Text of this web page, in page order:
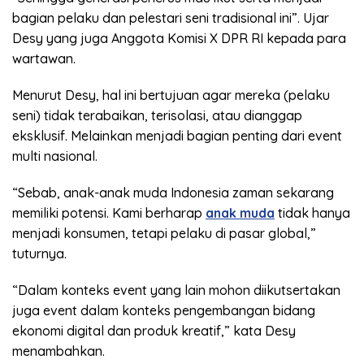
bagian pelaku dan pelestari seni tradisional ini”. Ujar
Desy yang juga Anggota Komisi X DPR RI kepada para
wartawan.
Menurut Desy, hal ini bertujuan agar mereka (pelaku
seni) tidak terabaikan, terisolasi, atau dianggap
eksklusif. Melainkan menjadi bagian penting dari event
multi nasional.
“Sebab, anak-anak muda Indonesia zaman sekarang
memiliki potensi. Kami berharap anak muda tidak hanya
menjadi konsumen, tetapi pelaku di pasar global,”
tuturnya.
“Dalam konteks event yang lain mohon diikutsertakan
juga event dalam konteks pengembangan bidang
ekonomi digital dan produk kreatif,” kata Desy
menambahkan.